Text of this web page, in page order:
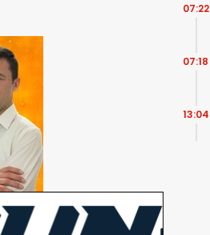
07:22
07:18
13:04